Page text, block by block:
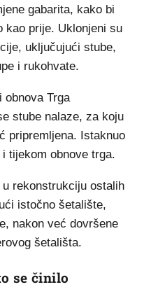
gabarita, kako bi
kao prije. Uklonjeni su
uključujući stube,
i rukohvate.
obnova Trga
stube nalaze, za koju
pripremljena. Istaknuo
tijekom obnove trga.
rekonstrukciju ostalih
istočno šetalište,
nakon već dovršene
šetališta.
se činilo